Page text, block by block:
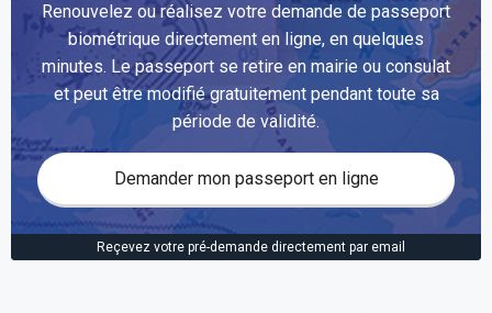
Renouvelez ou réalisez votre demande de passeport
biométrique directement en ligne, en quelques
minutes. Le passeport se retire en mairie ou consulat
et peut être modifié gratuitement pendant toute sa
période de validité.
Demander mon passeport en ligne
Reçevez votre pré-demande directement par email